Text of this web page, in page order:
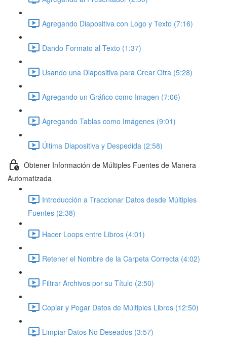
Agregando Diapositiva con Logo y Texto (7:16)
Dando Formato al Texto (1:37)
Usando una Diapositiva para Crear Otra (5:28)
Agregando un Gráfico como Imagen (7:06)
Agregando Tablas como Imágenes (9:01)
Última Diapositiva y Despedida (2:58)
Obtener Información de Múltiples Fuentes de Manera
Automatizada
Introducción a Traccionar Datos desde Múltiples
Fuentes (2:38)
Hacer Loops entre Libros (4:01)
Retener el Nombre de la Carpeta Correcta (4:02)
Filtrar Archivos por su Título (2:50)
Copiar y Pegar Datos de Múltiples Libros (12:50)
Limpiar Datos No Deseados (3:57)